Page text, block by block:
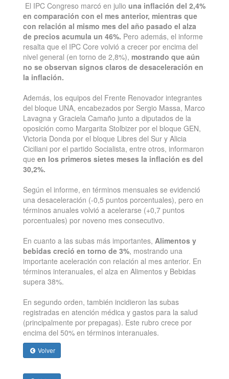
El IPC Congreso marcó en julio una inflación del 2,4%
en comparación con el mes anterior, mientras que
con relación al mismo mes del año pasado el alza
de precios acumula un 46%. Pero además, el informe
resalta que el IPC Core volvió a crecer por encima del
nivel general (en torno de 2,8%), mostrando que aún
no se observan signos claros de desaceleración en
la inflación.
Además, los equipos del Frente Renovador integrantes
del bloque UNA, encabezados por Sergio Massa, Marco
Lavagna y Graciela Camaño junto a diputados de la
oposición como Margarita Stolbizer por el bloque GEN,
Victoria Donda por el bloque Libres del Sur y Alicia
Ciciliani por el partido Socialista, entre otros, informaron
que en los primeros sietes meses la inflación es del
30,2%.
Según el informe, en términos mensuales se evidenció
una desaceleración (-0,5 puntos porcentuales), pero en
términos anuales volvió a acelerarse (+0,7 puntos
porcentuales) por noveno mes consecutivo.
En cuanto a las subas más importantes, Alimentos y
bebidas creció en torno de 3%, mostrando una
importante aceleración con relación al mes anterior. En
términos interanuales, el alza en Alimentos y Bebidas
supera 38%.
En segundo orden, también incidieron las subas
registradas en atención médica y gastos para la salud
(principalmente por prepagas). Este rubro crece por
encima del 50% en términos interanuales.
Volver